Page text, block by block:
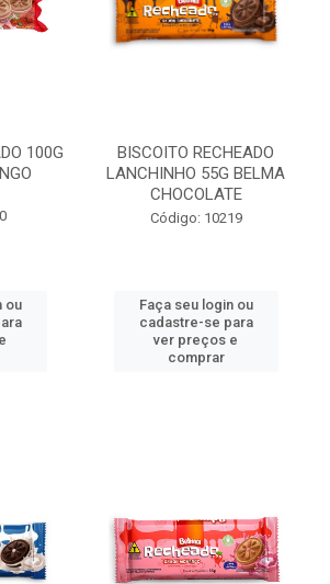
100G
ou
BISCOITO RECHEADO
LANCHINHO 55G BELMA
CHOCOLATE
Código: 10219
Faça seu login ou
cadastre-se para
ver preços e
comprar